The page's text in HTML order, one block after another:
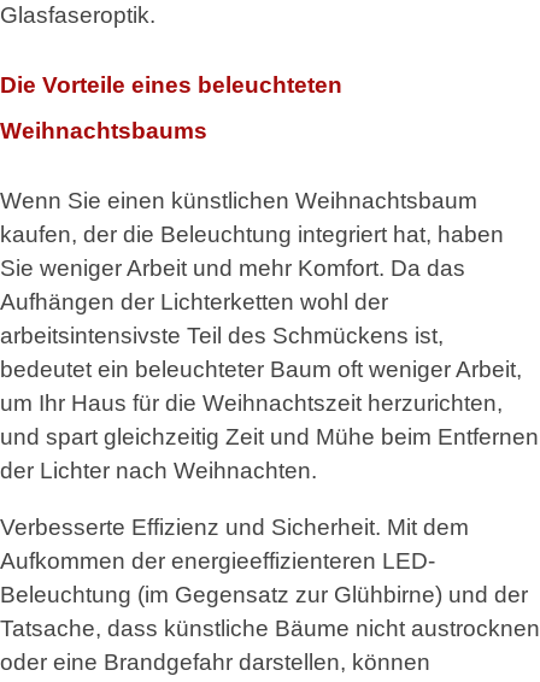
Glasfaseroptik.
Die Vorteile eines beleuchteten
Weihnachtsbaums
Wenn Sie einen künstlichen Weihnachtsbaum
kaufen, der die Beleuchtung integriert hat, haben
Sie weniger Arbeit und mehr Komfort. Da das
Aufhängen der Lichterketten wohl der
arbeitsintensivste Teil des Schmückens ist,
bedeutet ein beleuchteter Baum oft weniger Arbeit,
um Ihr Haus für die Weihnachtszeit herzurichten,
und spart gleichzeitig Zeit und Mühe beim Entfernen
der Lichter nach Weihnachten.
Verbesserte Effizienz und Sicherheit. Mit dem
Aufkommen der energieeffizienteren LED-
Beleuchtung (im Gegensatz zur Glühbirne) und der
Tatsache, dass künstliche Bäume nicht austrocknen
oder eine Brandgefahr darstellen, können